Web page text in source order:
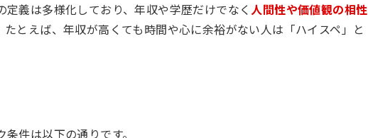
義は多様化しており、年収や学歴だけでなく人間性や価値観の相性
とえば、年収が高くても時間や心に余裕がない人は「ハイスペ」と
件は以下の通りです。